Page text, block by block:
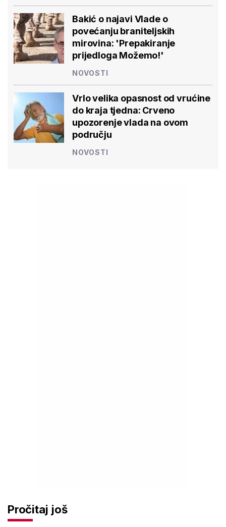
Bakić o najavi Vlade o
povećanju braniteljskih
mirovina: 'Prepakiranje
prijedloga Možemo!'
NOVOSTI
Vrlo velika opasnost od vrućine
do kraja tjedna: Crveno
upozorenje vlada na ovom
području
NOVOSTI
Pročitaj još